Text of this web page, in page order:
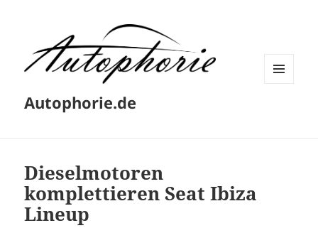
Autophorie.de
Dieselmotoren
komplettieren Seat Ibiza
Lineup